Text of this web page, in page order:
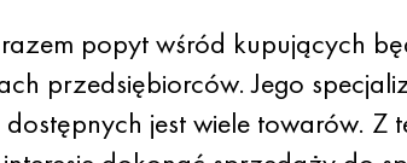
popyt wśród kupujących
przedsiębiorców. Jego
jest wiele towarów.